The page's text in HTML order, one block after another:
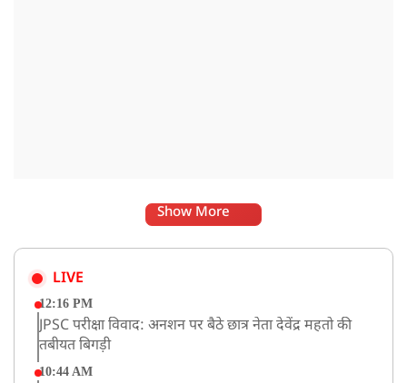
Show More
LIVE
12:16 PM
JPSC परीक्षा विवाद: अनशन पर बैठे छात्र नेता देवेंद्र महतो की
तबीयत बिगड़ी
10:44 AM